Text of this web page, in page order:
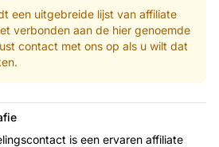
een uitgebreide lijst van affiliate
verbonden aan de hier genoemde
contact met ons op als u wilt dat
is een ervaren affiliate